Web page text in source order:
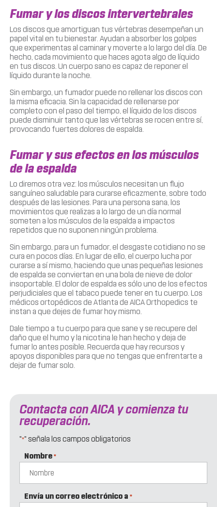
Fumar y los discos intervertebrales
Los discos que amortiguan tus vértebras desempeñan un
papel vital en tu bienestar. Ayudan a absorber los golpes
que experimentas al caminar y moverte a lo largo del día. De
hecho, cada movimiento que haces agota algo de líquido
en tus discos. Un cuerpo sano es capaz de reponer el
líquido durante la noche.
Sin embargo, un fumador puede no rellenar los discos con
la misma eficacia. Sin la capacidad de rellenarse por
completo con el paso del tiempo, el líquido de los discos
puede disminuir tanto que las vértebras se rocen entre sí,
provocando fuertes dolores de espalda.
Fumar y sus efectos en los músculos
de la espalda
Lo diremos otra vez: los músculos necesitan un flujo
sanguíneo saludable para curarse eficazmente, sobre todo
después de las lesiones. Para una persona sana, los
movimientos que realizas a lo largo de un día normal
someten a los músculos de la espalda a impactos
repetidos que no suponen ningún problema.
Sin embargo, para un fumador, el desgaste cotidiano no se
cura en pocos días. En lugar de ello, el cuerpo lucha por
curarse a sí mismo, haciendo que unas pequeñas lesiones
de espalda se conviertan en una bola de nieve de dolor
insoportable. El dolor de espalda es sólo uno de los efectos
perjudiciales que el tabaco puede tener en tu cuerpo. Los
médicos ortopédicos de Atlanta de AICA Orthopedics te
instan a que dejes de fumar hoy mismo.
Dale tiempo a tu cuerpo para que sane y se recupere del
daño que el humo y la nicotina le han hecho y deja de
fumar lo antes posible. Recuerda que hay recursos y
apoyos disponibles para que no tengas que enfrentarte a
dejar de fumar solo.
Contacta con AICA y comienza tu
recuperación.
"*" señala los campos obligatorios
Nombre *
Envía un correo electrónico a *